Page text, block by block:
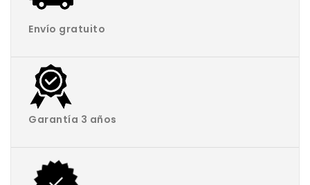
Envío gratuito
Garantía 3 años